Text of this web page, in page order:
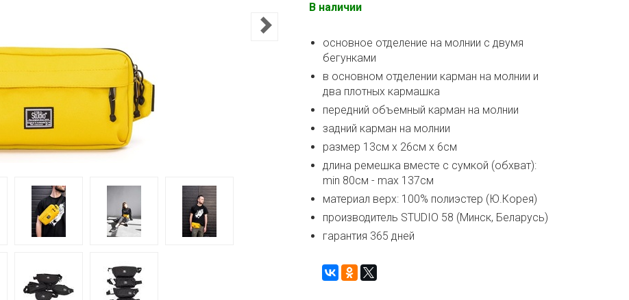
В наличии
основное отделение на молнии с двумя
бегунками
в основном отделении карман на молнии и
два плотных кармашка
передний объемный карман на молнии
задний карман на молнии
размер 13см х 26см х 6см
длина ремешка вместе с сумкой (обхват):
min 80см - max 137см
материал верх: 100% полиэстер (Ю.Корея)
производитель STUDIO 58 (Минск, Беларусь)
гарантия 365 дней